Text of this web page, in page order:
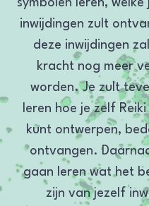
symbolen leren, welke
inwijdingen zult
deze inwijdingen
kracht nog meer
worden. Je zult
leren hoe je zelf
kunt ontwerpen,
ontvangen.
gaan leren wat het
zijn van jezelf